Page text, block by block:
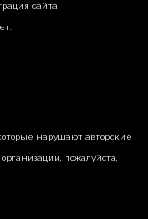
сайта
нарушают авторские
пожалуйста,